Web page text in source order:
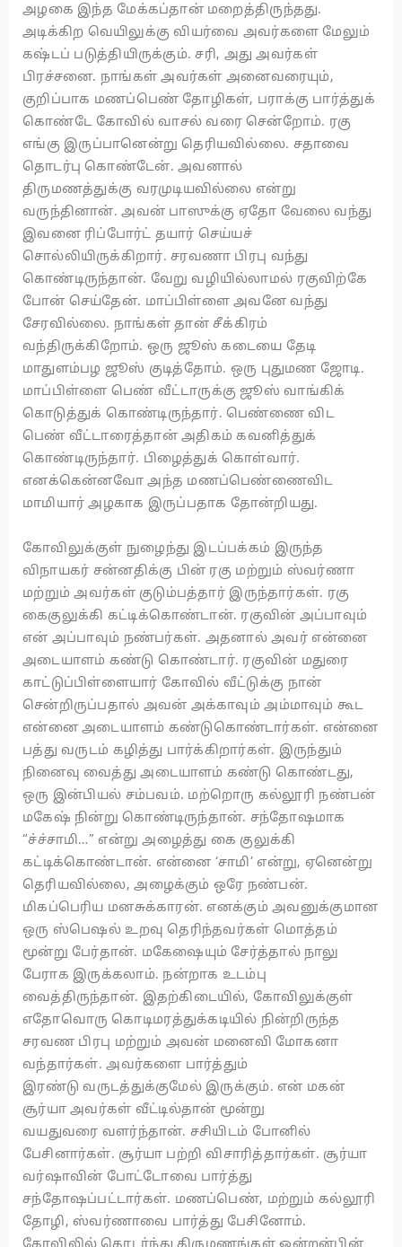
அழகை இந்த மேக்கப்தான் மறைத்திருந்தது.
அடிக்கிற வெயிலுக்கு வியர்வை அவர்களை மேலும்
கஷ்டப் படுத்தியிருக்கும். சரி, அது அவர்கள்
பிரச்சனை. நாங்கள் அவர்கள் அனைவரையும்,
குறிப்பாக மணப்பெண் தோழிகள், பராக்கு பார்த்துக்
கொண்டே கோவில் வாசல் வரை சென்றோம். ரகு
எங்கு இருப்பானென்று தெரியவில்லை. சதாவை
தொடர்பு கொண்டேன். அவனால்
திருமணத்துக்கு வரமுடியவில்லை என்று
வருந்தினான். அவன் பாஸுக்கு ஏதோ வேலை வந்து
இவனை ரிப்போர்ட் தயார் செய்யச்
சொல்லியிருக்கிறார். சரவணா பிரபு வந்து
கொண்டிருந்தான். வேறு வழியில்லாமல் ரகுவிற்கே
போன் செய்தேன். மாப்பிள்ளை அவனே வந்து
சேரவில்லை. நாங்கள் தான் சீக்கிரம்
வந்திருக்கிறோம். ஒரு ஜூஸ் கடையை தேடி
மாதுளம்பழ ஜூஸ் குடித்தோம். ஒரு புதுமண ஜோடி.
மாப்பிள்ளை பெண் வீட்டாருக்கு ஜூஸ் வாங்கிக்
கொடுத்துக் கொண்டிருந்தார். பெண்ணை விட
பெண் வீட்டாரைத்தான் அதிகம் கவனித்துக்
கொண்டிருந்தார். பிழைத்துக் கொள்வார்.
எனக்கென்னவோ அந்த மணப்பெண்ணைவிட
மாமியார் அழகாக இருப்பதாக தோன்றியது.
கோவிலுக்குள் நுழைந்து இடப்பக்கம் இருந்த
விநாயகர் சன்னதிக்கு பின் ரகு மற்றும் ஸ்வர்ணா
மற்றும் அவர்கள் குடும்பத்தார் இருந்தார்கள். ரகு
கைகுலுக்கி கட்டிக்கொண்டான். ரகுவின் அப்பாவும்
என் அப்பாவும் நண்பர்கள். அதனால் அவர் என்னை
அடையாளம் கண்டு கொண்டார். ரகுவின் மதுரை
காட்டுப்பிள்ளையார் கோவில் வீட்டுக்கு நான்
சென்றிருப்பதால் அவன் அக்காவும் அம்மாவும் கூட
என்னை அடையாளம் கண்டுகொண்டார்கள். என்னை
பத்து வருடம் கழித்து பார்க்கிறார்கள். இருந்தும்
நினைவு வைத்து அடையாளம் கண்டு கொண்டது,
ஒரு இன்பியல் சம்பவம். மற்றொரு கல்லூரி நண்பன்
மகேஷ் நின்று கொண்டிருந்தான். சந்தோஷமாக
“ச்ச்சாமி…” என்று அழைத்து கை குலுக்கி
கட்டிக்கொண்டான். என்னை ‘சாமி’ என்று, ஏனென்று
தெரியவில்லை, அழைக்கும் ஒரே நண்பன்.
மிகப்பெரிய மனசுக்காரன். எனக்கும் அவனுக்குமான
ஒரு ஸ்பெஷல் உறவு தெரிந்தவர்கள் மொத்தம்
மூன்று பேர்தான். மகேஷையும் சேர்த்தால் நாலு
பேராக இருக்கலாம். நன்றாக உடம்பு
வைத்திருந்தான். இதற்கிடையில், கோவிலுக்குள்
எதோவொரு கொடிமரத்துக்கடியில் நின்றிருந்த
சரவண பிரபு மற்றும் அவன் மனைவி மோகனா
வந்தார்கள். அவர்களை பார்த்தும்
இரண்டு வருடத்துக்குமேல் இருக்கும். என் மகன்
சூர்யா அவர்கள் வீட்டில்தான் மூன்று
வயதுவரை வளர்ந்தான். சசியிடம் போனில்
பேசினார்கள். சூர்யா பற்றி விசாரித்தார்கள். சூர்யா
வர்ஷாவின் போட்டோவை பார்த்து
சந்தோஷப்பட்டார்கள். மணப்பெண், மற்றும் கல்லூரி
தோழி, ஸ்வர்ணாவை பார்த்து பேசினோம்.